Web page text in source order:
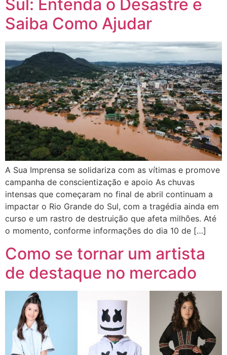
Sul: Entenda o Desastre e
Saiba Como Ajudar
A Sua Imprensa se solidariza com as vítimas e promove
campanha de conscientização e apoio As chuvas
intensas que começaram no final de abril continuam a
impactar o Rio Grande do Sul, com a tragédia ainda em
curso e um rastro de destruição que afeta milhões. Até
o momento, conforme informações do dia 10 de […]
Como se tornar um artista
de destaque no mercado